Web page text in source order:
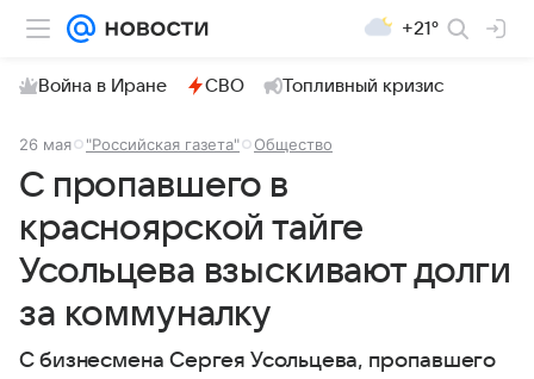
+21°
Война в Иране СВО Топливный кризис
26 мая "Российская газета" Общество
С пропавшего в
красноярской тайге
Усольцева взыскивают долги
за коммуналку
С бизнесмена Сергея Усольцева, пропавшего